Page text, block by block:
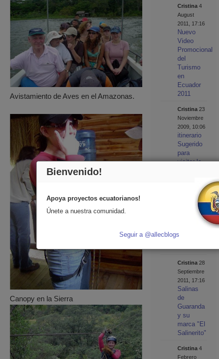
Avistamiento de Aves en el Amazonas.
Canopy en la Sierra
Cristina 4
August
2011, 17:16
Nuevo
Video
Promocional
del
Turismo
en
Ecuador
2011
Cristina 23
Noviembre
2009, 10:06
itinerario
Sugerido
para
visitar la
16
Julio 2012,
para
Ecuatorianos
Cristina 28
Septiembre
2011, 17:16
Salinas
de
Guaranda
y su
marca "El
Salinerito"
Cristina 4
Febrero
Bienvenido!
Apoya proyectos ecuatorianos!
Únete a nuestra comunidad.
Seguir a @allecblogs